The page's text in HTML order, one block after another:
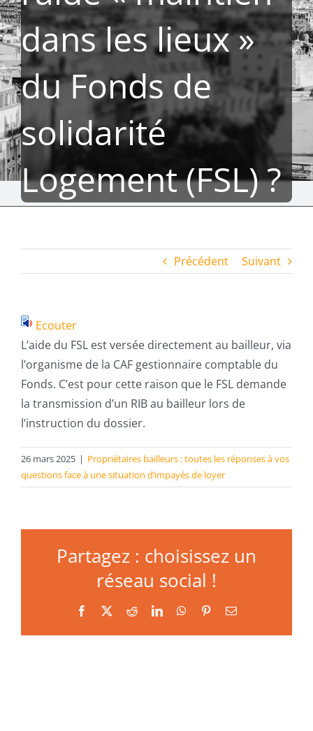
dans les lieux »
du Fonds de
solidarité
Logement (FSL) ?
Précédent Suivant
Ecouter
L’aide du FSL est versée directement au bailleur, via
l’organisme de la CAF gestionnaire comptable du
Fonds. C’est pour cette raison que le FSL demande
la transmission d’un RIB au bailleur lors de
l’instruction du dossier.
26 mars 2025 | Propriétaires bailleurs : toutes les réponses à vos
questions face à une situation d’impayés de loyer
Partagez : choisissez un
réseau social !
Facebook RedditLinkedInWhatsApp
PinterestEmail